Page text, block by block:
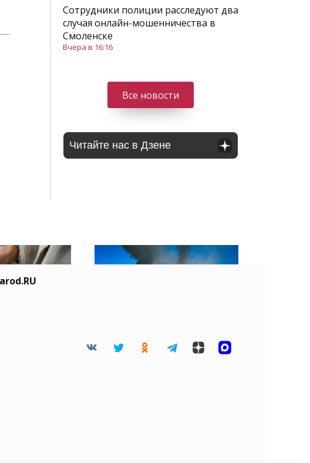
Сотрудники полиции расследуют два
случая онлайн-мошенничества в
Смоленске
Вчера в 16:16
Все новости
Читайте нас в Дзене
На трассе М-1 в